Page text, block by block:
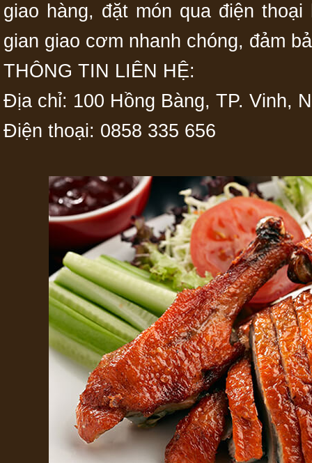
giao hàng, đặt món qua điện
gian giao cơm nhanh chóng, đảm
THÔNG TIN LIÊN HỆ:
Địa chỉ: 100 Hồng Bàng, TP. Vinh,
Điện thoại: 0858 335 656